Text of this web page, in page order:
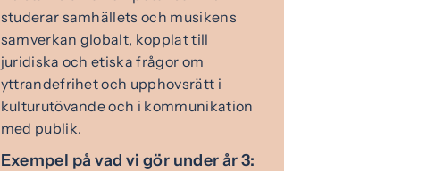
studerar samhällets och musikens
samverkan globalt, kopplat till
juridiska och etiska frågor om
yttrandefrihet och upphovsrätt i
kulturutövande och i kommunikation
med publik.
Exempel på vad vi gör under år 3: